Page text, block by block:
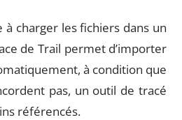
charger les fichiers dans un
de Trail permet d’importer
à condition que
pas, un outil de tracé
référencés.